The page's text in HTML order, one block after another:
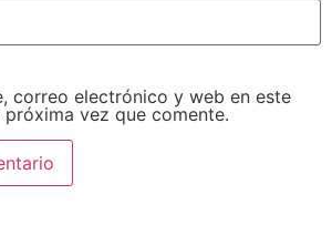
correo electrónico y web en este
vez que comente.